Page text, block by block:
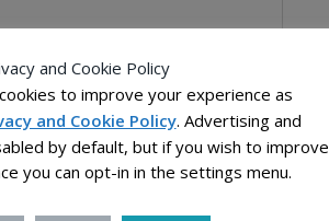
опсерваторија, достапна
и јавни астрономски
and Cookie Policy
to improve your experience as
and Cookie Policy. Advertising and
by default, but if you wish to improve
you can opt-in in the settings menu.